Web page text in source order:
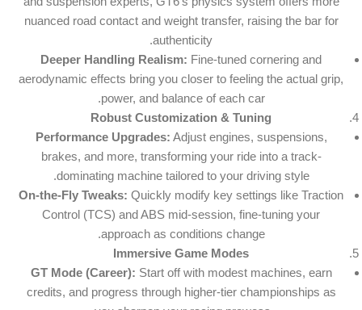
nuanced road contact and weight transfer, raising the bar for
authenticity.
Deeper Handling Realism: Fine-tuned cornering and
aerodynamic effects bring you closer to feeling the actual grip,
power, and balance of each car.
Robust Customization & Tuning
Performance Upgrades: Adjust engines, suspensions,
brakes, and more, transforming your ride into a track-
dominating machine tailored to your driving style.
On-the-Fly Tweaks: Quickly modify key settings like Traction
Control (TCS) and ABS mid-session, fine-tuning your
approach as conditions change.
Immersive Game Modes
GT Mode (Career): Start off with modest machines, earn
credits, and progress through higher-tier championships as